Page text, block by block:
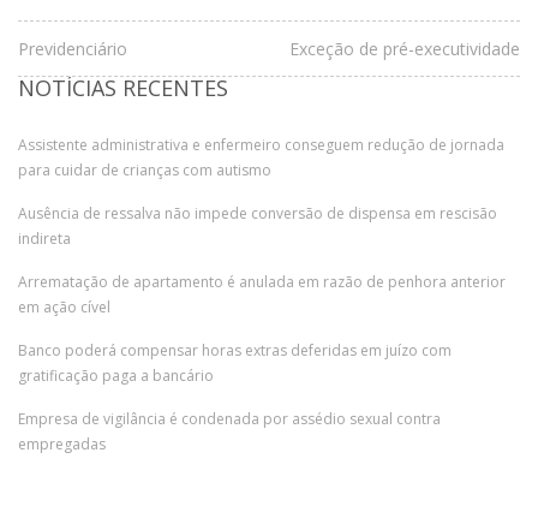
Previdenciário Exceção de pré-executividade
NOTÍCIAS RECENTES
Assistente administrativa e enfermeiro conseguem redução de jornada
para cuidar de crianças com autismo
Ausência de ressalva não impede conversão de dispensa em rescisão
indireta
Arrematação de apartamento é anulada em razão de penhora anterior
em ação cível
Banco poderá compensar horas extras deferidas em juízo com
gratificação paga a bancário
Empresa de vigilância é condenada por assédio sexual contra
empregadas